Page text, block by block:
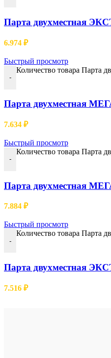
Парта двухместная
6.974 ₽
Быстрый просмотр
-
Количество товара Парта
Парта двухместная
7.634 ₽
Быстрый просмотр
-
Количество товара Парта
Парта двухместная
7.884 ₽
Быстрый просмотр
-
Количество товара Парта
Парта двухместная
7.516 ₽